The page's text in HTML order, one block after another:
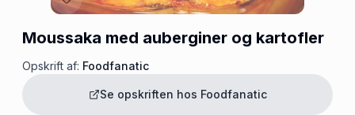
Moussaka med auberginer og kartofler
Opskrift af: Foodfanatic
Se opskriften hos Foodfanatic